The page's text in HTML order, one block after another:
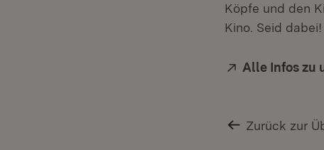
Köpfe und den
Kino. Seid dabei!
Extern:
Alle Infos zu
Zurück zur